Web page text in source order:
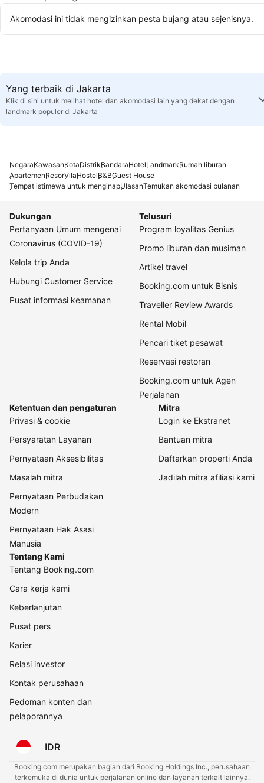
Akomodasi ini tidak mengizinkan pesta bujang atau sejenisnya.
Yang terbaik di Jakarta
Klik di sini untuk melihat hotel dan akomodasi lain yang dekat dengan
landmark populer di Jakarta
NegaraKawasanKotaDistrikBandaraHotelLandmarkRumah liburan
ApartemenResorVilaHostelB&BGuest House
Tempat istimewa untuk menginapUlasanTemukan akomodasi bulanan
Dukungan
Pertanyaan Umum mengenai
Coronavirus (COVID-19)
Kelola trip Anda
Hubungi Customer Service
Pusat informasi keamanan
Telusuri
Program loyalitas Genius
Promo liburan dan musiman
Artikel travel
Booking.com untuk Bisnis
Traveller Review Awards
Rental Mobil
Pencari tiket pesawat
Reservasi restoran
Booking.com untuk Agen
Perjalanan
Ketentuan dan pengaturan
Privasi & cookie
Persyaratan Layanan
Pernyataan Aksesibilitas
Masalah mitra
Pernyataan Perbudakan
Modern
Pernyataan Hak Asasi
Manusia
Mitra
Login ke Ekstranet
Bantuan mitra
Daftarkan properti Anda
Jadilah mitra afiliasi kami
Tentang Kami
Tentang Booking.com
Cara kerja kami
Keberlanjutan
Pusat pers
Karier
Relasi investor
Kontak perusahaan
Pedoman konten dan
pelaporannya
IDR
Booking.com merupakan bagian dari Booking Holdings Inc., perusahaan
terkemuka di dunia untuk perjalanan online dan layanan terkait lainnya.